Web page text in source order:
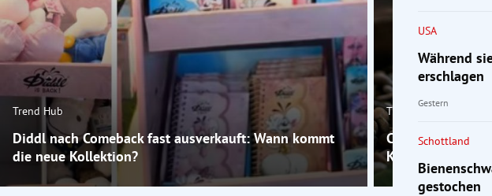
Trend Hub
Diddl nach Comeback fast ausverkauft: Wann kommt
die neue Kollektion?
Trend Hub
Chef
Kaninchen krank
USA
Während
erschlagen
Gestern
Schottland
gestochen